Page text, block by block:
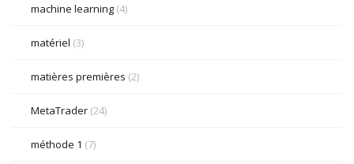
machine learning (4)
matériel (3)
matières premières (2)
MetaTrader (24)
méthode 1 (7)